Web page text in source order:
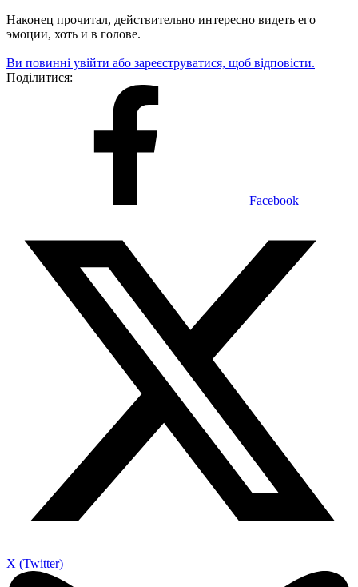
Наконец прочитал, действительно интересно видеть его
эмоции, хоть и в голове.
Ви повинні увійти або зареєструватися, щоб відповісти.
Поділитися:
Facebook
X (Twitter)